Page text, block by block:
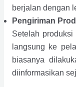
berjalan dengan
Pengiriman
Setelah
langsung ke
biasanya
diinformasikan